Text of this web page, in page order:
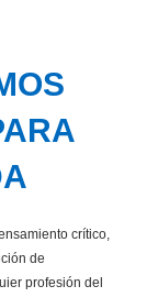
crítico,
de
profesión del